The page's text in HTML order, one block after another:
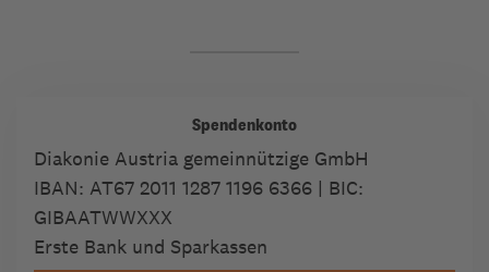
Spendenkonto
Diakonie Austria gemeinnützige GmbH
IBAN: AT67 2011 1287 1196 6366 | BIC:
GIBAATWWXXX
Erste Bank und Sparkassen